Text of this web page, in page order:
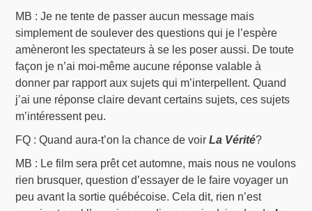
MB : Je ne tente de passer aucun message mais
simplement de soulever des questions qui je l’espère
amèneront les spectateurs à se les poser aussi. De toute
façon je n’ai moi-même aucune réponse valable à
donner par rapport aux sujets qui m’interpellent. Quand
j’ai une réponse claire devant certains sujets, ces sujets
m’intéressent peu.
FQ : Quand aura-t’on la chance de voirLa Vérité?
MB : Le film sera prêt cet automne, mais nous ne voulons
rien brusquer, question d’essayer de le faire voyager un
peu avant la sortie québécoise. Cela dit, rien n’est